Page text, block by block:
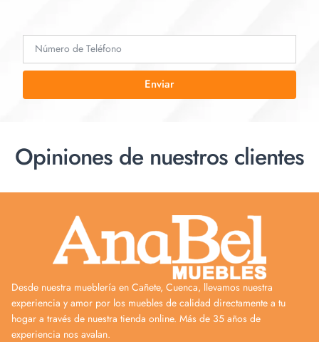
Enviar
Opiniones de nuestros clientes
Desde nuestra mueblería en Cañete, Cuenca, llevamos nuestra
experiencia y amor por los muebles de calidad directamente a tu
hogar a través de nuestra tienda online. Más de 35 años de
experiencia nos avalan.